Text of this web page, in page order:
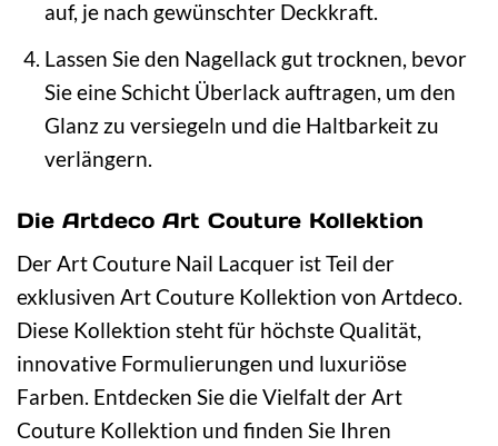
auf, je nach gewünschter Deckkraft.
Lassen Sie den Nagellack gut trocknen, bevor
Sie eine Schicht Überlack auftragen, um den
Glanz zu versiegeln und die Haltbarkeit zu
verlängern.
Die Artdeco Art Couture Kollektion
Der Art Couture Nail Lacquer ist Teil der
exklusiven Art Couture Kollektion von Artdeco.
Diese Kollektion steht für höchste Qualität,
innovative Formulierungen und luxuriöse
Farben. Entdecken Sie die Vielfalt der Art
Couture Kollektion und finden Sie Ihren